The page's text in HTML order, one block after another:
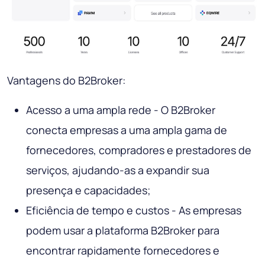
Vantagens do B2Broker:
Acesso a uma ampla rede - O B2Broker
conecta empresas a uma ampla gama de
fornecedores, compradores e prestadores de
serviços, ajudando-as a expandir sua
presença e capacidades;
Eficiência de tempo e custos - As empresas
podem usar a plataforma B2Broker para
encontrar rapidamente fornecedores e